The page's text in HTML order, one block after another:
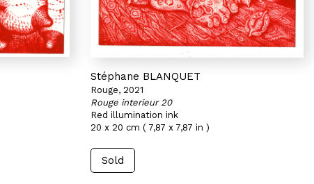
Stéphane BLANQUET
Rouge, 2021
Rouge interieur 20
Red illumination ink
20 x 20 cm ( 7,87 x 7,87 in )
Sold